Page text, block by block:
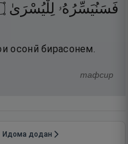
فَسَنُيَسِّرُهُۥ لِلْيُسْرَىٰ
осонӣ бирасонем.
тафсир
Идома додан